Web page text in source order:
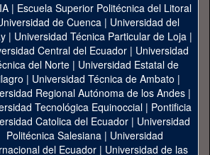
| Escuela Superior Politécnica del Litoral
de Cuenca| Universidad del
| Universidad Técnica Particular de Loja|
Central del Ecuador| Universidad
del Norte | Universidad Estatal de
| Universidad Técnica de Ambato |
Regional Autónoma de los Andes|
Tecnológica Equinoccial| Pontificia
Catolica del Ecuador | Universidad
Politécnica Salesiana | Universidad
del Ecuador | Universidad de las